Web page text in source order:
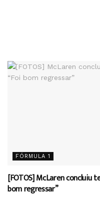
FÓRMULA 1
[FOTOS] McLaren concluiu
bom regressar”